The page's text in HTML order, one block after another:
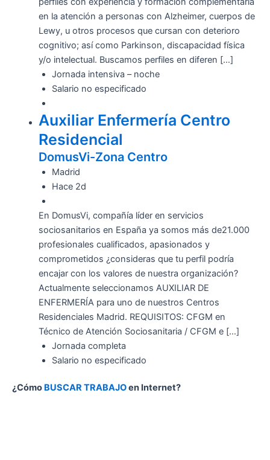
en la atención a personas con Alzheimer, cuerpos de
Lewy, u otros procesos que cursan con deterioro
cognitivo; así como Parkinson, discapacidad física
y/o intelectual. Buscamos perfiles en diferen […]
Jornada intensiva – noche
Salario no especificado
Auxiliar Enfermería Centro
Residencial
DomusVi-Zona Centro
Madrid
Hace 2d
En DomusVi, compañía líder en servicios
sociosanitarios en España ya somos más de21.000
profesionales cualificados, apasionados y
comprometidos ¿consideras que tu perfil podría
encajar con los valores de nuestra organización?
Actualmente seleccionamos AUXILIAR DE
ENFERMERÍA para uno de nuestros Centros
Residenciales Madrid. REQUISITOS: CFGM en
Técnico de Atención Sociosanitaria / CFGM e […]
Jornada completa
Salario no especificado
¿Cómo BUSCAR TRABAJOen Internet?